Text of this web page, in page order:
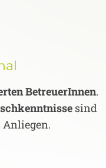
BetreuerInnen.
sind
Anliegen.